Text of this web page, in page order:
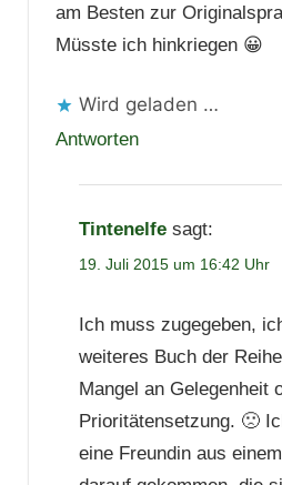
am Besten zur
Müsste ich hinkriegen 😀
Wird geladen …
Antworten
Tintenelfe sagt:
19. Juli 2015 um 16:42 Uhr
Ich muss zugegeben,
weiteres Buch der
Mangel an Gelegenheit
Prioritätensetzung. 🙁
eine Freundin aus